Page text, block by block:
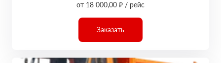
от 18 000,00 ₽ / рейс
Заказать